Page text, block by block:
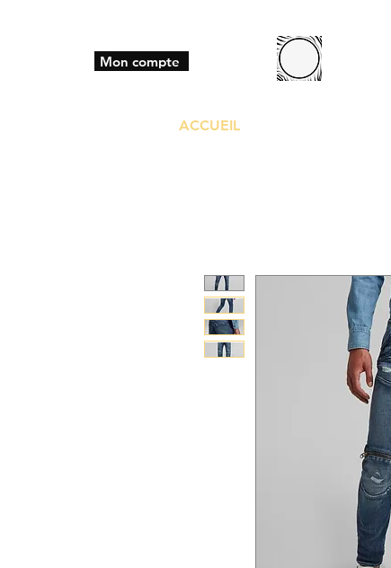
Mon compte
ACCUEIL